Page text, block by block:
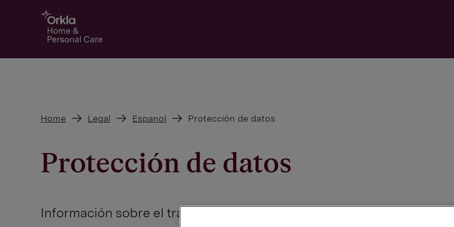
Go to frontpage
Home Legal Espanol Protección de datos
Protección de datos
Información sobre el tratamiento que Orkla realiza de los datos